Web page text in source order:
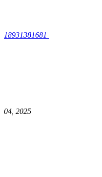
18931381681
04, 2025